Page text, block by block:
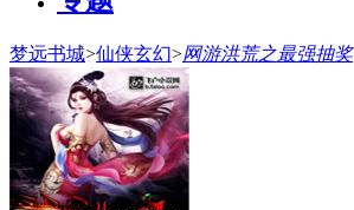
梦远书城>仙侠玄幻>网游洪荒之最强抽奖